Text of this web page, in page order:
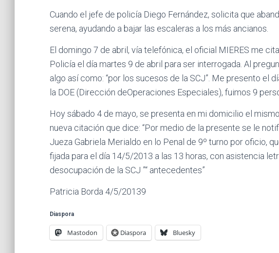
Cuando el jefe de policía Diego Fernández, solicita que
serena, ayudando a bajar las escaleras a los más ancianos.
El domingo 7 de abril, vía telefónica, el oficial MIERES me
Policía el día martes 9 de abril para ser interrogada. Al
algo así como: “por los sucesos de la SCJ”. Me presento el
la DOE (Dirección deOperaciones Especiales), fuimos 9
Hoy sábado 4 de mayo, se presenta en mi domicilio el
nueva citación que dice: “Por medio de la presente se le
Jueza Gabriela Merialdo en lo Penal de 9º turno por oficio,
fijada para el día 14/5/2013 a las 13 horas, con asistencia
desocupación de la SCJ ”“ antecedentes”
Patricia Borda 4/5/20139
Diaspora
Mastodon Diaspora Bluesky